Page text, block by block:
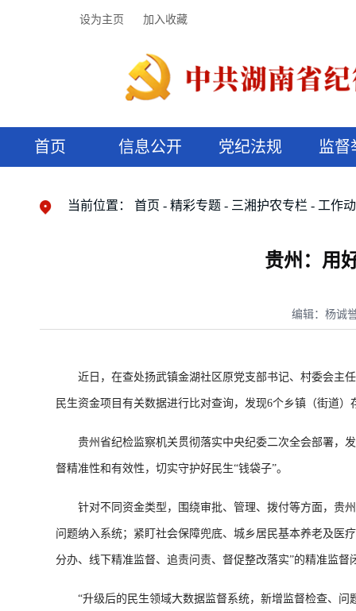
设为主页 加入收藏
首页 信息公开 党纪法规 监督
当前位置： 首页 精彩专题 三湘护农专栏 工作
贵州：用
编辑：杨诚
近日，在查处扬武镇金湖社区原党支部书记、村委会主任
民生资金项目有关数据进行比对查询，发现6个乡镇（街道
贵州省纪检监察机关贯彻落实中央纪委二次全会部署，发
督精准性和有效性，切实守护好民生“钱袋子”。
针对不同资金类型，围绕审批、管理、拨付等方面，贵州
问题纳入系统；紧盯社会保障兜底、城乡居民基本养老及医
分办、线下精准监督、追责问责、督促整改落实”的精准监督
“升级后的民生领域大数据监督系统，新增监督检查、问